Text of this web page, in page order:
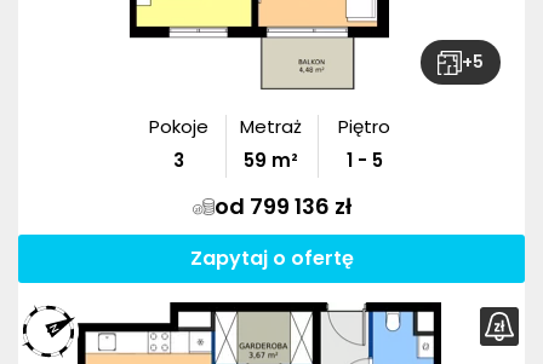
+5
Pokoje
3
Metraż
59 m²
Piętro
1 - 5
od 799 136 zł
Zapytaj o ofertę